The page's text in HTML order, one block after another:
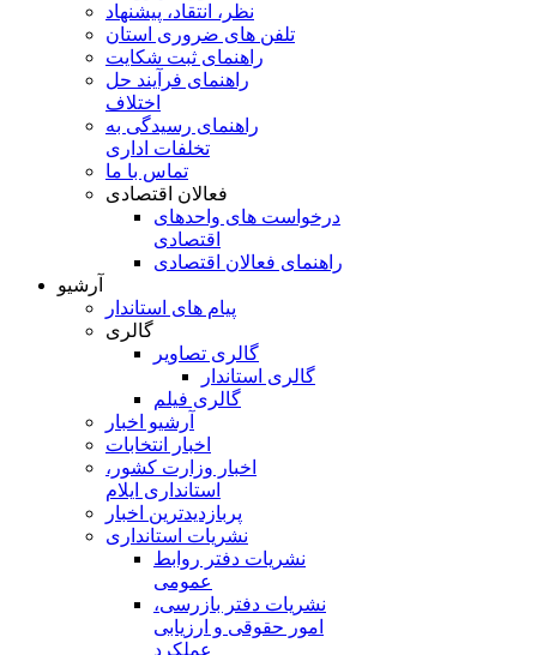
نظر، انتقاد، پیشنهاد
تلفن های ضروری استان
راهنمای ثبت شکایت
راهنمای فرآیند حل
اختلاف
راهنمای رسیدگی به
تخلفات اداری
تماس با ما
فعالان اقتصادی
درخواست های واحدهای
اقتصادی
راهنمای فعالان اقتصادی
آرشیو
پیام های استاندار
گالری
گالری تصاویر
گالری استاندار
گالری فیلم
آرشیو اخبار
اخبار انتخابات
اخبار وزارت کشور،
استانداری ایلام
پربازدیدترین اخبار
نشریات استانداری
نشریات دفتر روابط
عمومی
نشريات دفتر بازرسی،
امور حقوقی و ارزيابی
عملکرد